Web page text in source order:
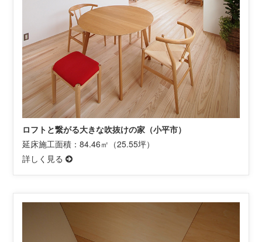
ロフトと繋がる大きな吹抜けの家（小平市）
延床施工面積：84.46㎡（25.55坪）
詳しく見る